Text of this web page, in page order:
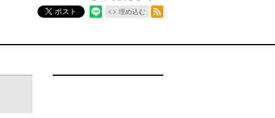
ポスト 埋め込む